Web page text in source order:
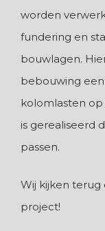
worden
fundering en
bouwlagen.
bebouwing
kolomlasten
is gerealiseerd
passen.
Wij kijken terug
project!